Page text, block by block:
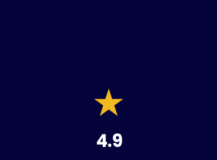
4.9